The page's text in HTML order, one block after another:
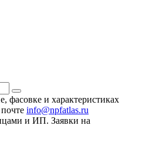
фасовке и характеристиках
info@npfatlas.ru
и ИП. Заявки на